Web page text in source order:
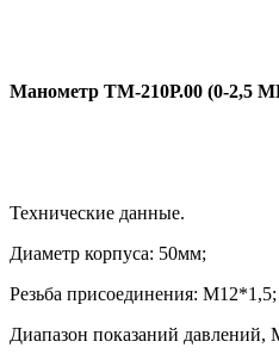
Манометр ТМ-210Р.00 (0-2,5
Технические данные.
Диаметр корпуса: 50мм;
Резьба присоединения: М12*1,5;
Диапазон показаний давлений,